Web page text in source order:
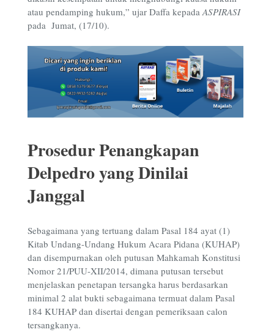
atau pendamping hukum,” ujar Daffa kepadaASPIRASI
pada Jumat, (17/10).
Prosedur Penangkapan
Delpedro yang Dinilai
Janggal
Sebagaimana yang tertuang dalam Pasal 184 ayat (1)
Kitab Undang-Undang Hukum Acara Pidana (KUHAP)
dan disempurnakan oleh putusan Mahkamah Konstitusi
Nomor 21/PUU-XII/2014, dimana putusan tersebut
menjelaskan penetapan tersangka harus berdasarkan
minimal 2 alat bukti sebagaimana termuat dalam Pasal
184 KUHAP dan disertai dengan pemeriksaan calon
tersangkanya.